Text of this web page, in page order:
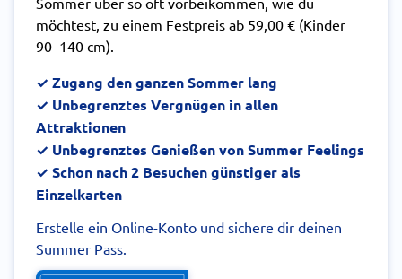
möchtest, zu einem Festpreis ab 59,00 € (Kinder
90–140 cm).
✓ Zugang den ganzen Sommer lang
✓ Unbegrenztes Vergnügen in allen
Attraktionen
✓ Unbegrenztes Genießen von Summer Feelings
✓ Schon nach 2 Besuchen günstiger als
Einzelkarten
Erstelle ein Online-Konto und sichere dir deinen
Summer Pass.